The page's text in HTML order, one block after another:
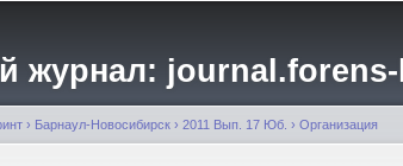
содержанию
журнал:
› Барнаул-Новосибирск › 2011 Вып. 17 Юб. › Организация